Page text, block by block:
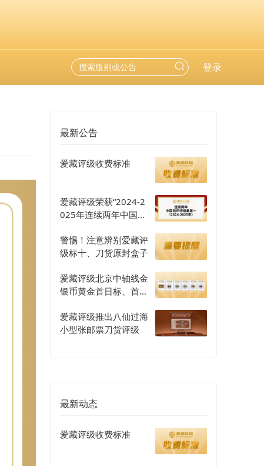
登录
最新公告
爱藏评级收费标准
爱藏评级荣获“2024-2
025年连续两年中国钱
警惕！注意辨别爱藏评
级标十、刀货原封盒子
爱藏评级北京中轴线金
银币黄金首日标、首发
爱藏评级推出八仙过海
小型张邮票刀货评级
最新动态
爱藏评级收费标准